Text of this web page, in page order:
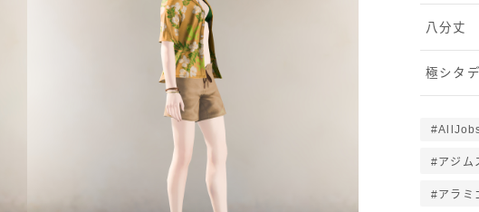
八分丈
極シタ
アジム
アラミ